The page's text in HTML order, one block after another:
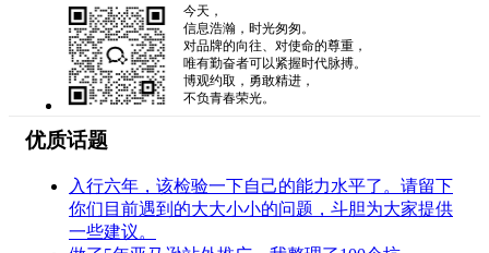
今天，
信息浩瀚，时光匆匆。
对品牌的向往、对使命的尊重，
唯有勤奋者可以紧握时代脉搏。
博观约取，勇敢精进，
不负青春荣光。
优质话题
入行六年，该检验一下自己的能力水平了。请留下
你们目前遇到的大大小小的问题，斗胆为大家提供
一些建议。